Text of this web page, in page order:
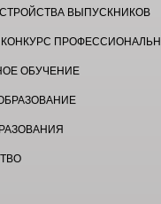
ВЫПУСКНИКОВ
ОБУЧЕНИЕ